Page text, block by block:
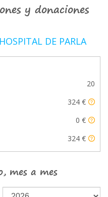
y donaciones
DE PARLA
20
324 €
0 €
324 €
mes a mes